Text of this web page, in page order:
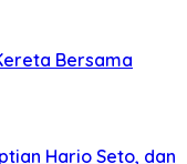
Bersama
Hario Seto, dan